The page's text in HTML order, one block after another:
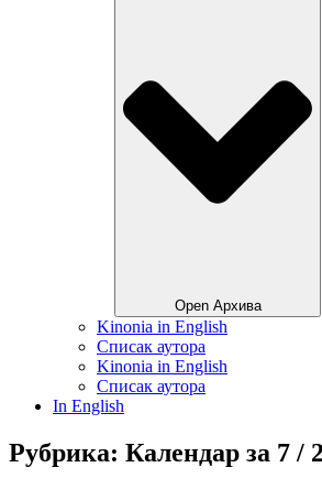
Open Архива
Kinonia in English
Списак аутора
Kinonia in English
Списак аутора
In English
Рубрика: Календар за 7 /